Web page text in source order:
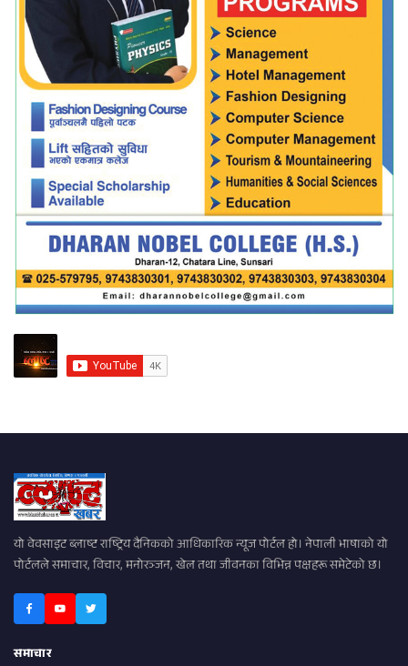
यो वेवसाइट ब्लाष्ट राष्ट्रिय दैनिकको आधिकारिक न्यूज पोर्टल हो। नेपाली भाषाको यो
पोर्टलले समाचार, विचार, मनोरञ्जन, खेल तथा जीवनका विभिन्न पक्षहरू समेटेको छ।
समाचार